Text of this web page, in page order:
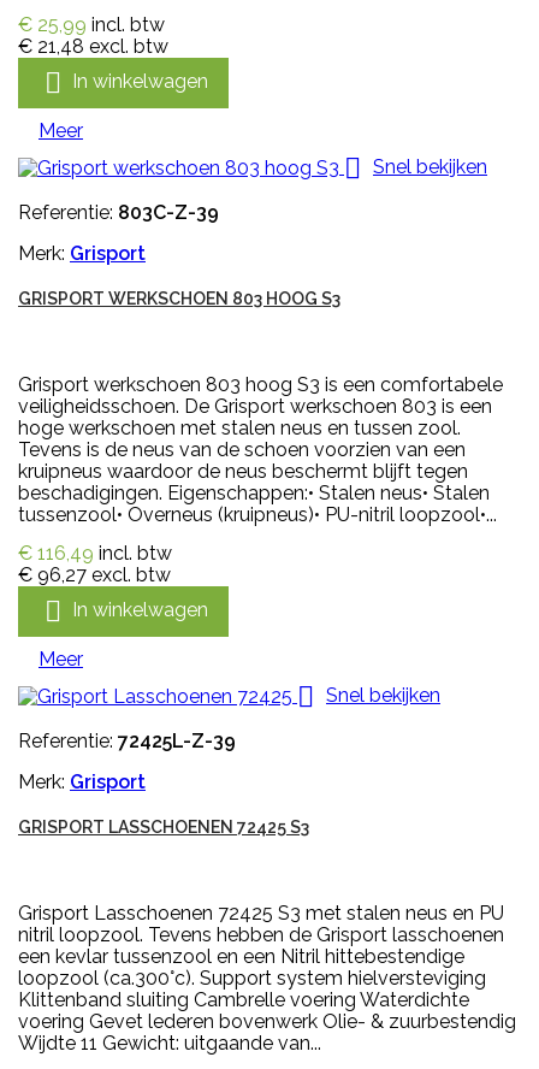
€ 25,99 incl. btw
€ 21,48 excl. btw
 In winkelwagen
Meer

Snel bekijken
Referentie: 803C-Z-39
Merk: Grisport
GRISPORT WERKSCHOEN 803 HOOG S3
Grisport werkschoen 803 hoog S3 is een comfortabele
veiligheidsschoen. De Grisport werkschoen 803 is een
hoge werkschoen met stalen neus en tussen zool.
Tevens is de neus van de schoen voorzien van een
kruipneus waardoor de neus beschermt blijft tegen
beschadigingen. Eigenschappen:• Stalen neus• Stalen
tussenzool• Overneus (kruipneus)• PU-nitril loopzool•...
€ 116,49 incl. btw
€ 96,27 excl. btw
 In winkelwagen
Meer

Snel bekijken
Referentie: 72425L-Z-39
Merk: Grisport
GRISPORT LASSCHOENEN 72425 S3
Grisport Lasschoenen 72425 S3 met stalen neus en PU
nitril loopzool. Tevens hebben de Grisport lasschoenen
een kevlar tussenzool en een Nitril hittebestendige
loopzool (ca.300°c). Support system hielversteviging
Klittenband sluiting Cambrelle voering Waterdichte
voering Gevet lederen bovenwerk Olie- & zuurbestendig
Wijdte 11 Gewicht: uitgaande van...